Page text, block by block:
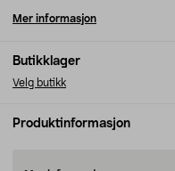
Butikklager
Velg butikk
Mer informasjon
Produktinformasjon